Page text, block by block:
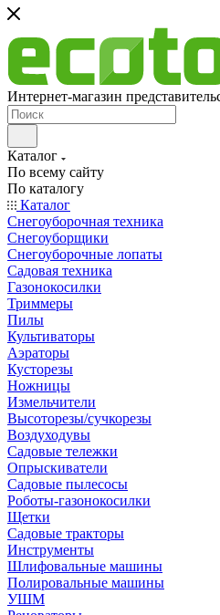
Интернет-магазин
Каталог
По всему сайту
По каталогу
Каталог
Снегоуборочная техника
Снегоуборщики
Снегоуборочные лопаты
Садовая техника
Газонокосилки
Триммеры
Пилы
Культиваторы
Аэраторы
Кусторезы
Ножницы
Измельчители
Высоторезы/сучкорезы
Воздуходувы
Садовые тележки
Опрыскиватели
Садовые пылесосы
Роботы-газонокосилки
Щетки
Садовые тракторы
Инструменты
Шлифовальные машины
Полировальные машины
УШМ